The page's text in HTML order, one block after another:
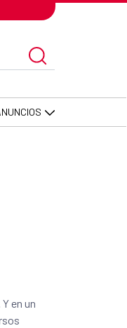
en un